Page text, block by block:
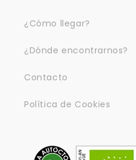
¿Cómo llegar?
¿Dónde encontrarnos?
Contacto
Política de Cookies